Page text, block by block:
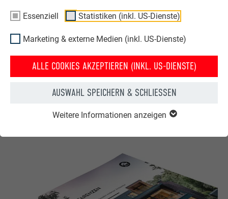
Essenziell Statistiken (inkl. US-Dienste)
Marketing & externe Medien (inkl. US-Dienste)
ALLE COOKIES AKZEPTIEREN (INKL. US-DIENSTE)
AUSWAHL SPEICHERN & SCHLIESSEN
Weitere Informationen anzeigen
472 kb
DOCX